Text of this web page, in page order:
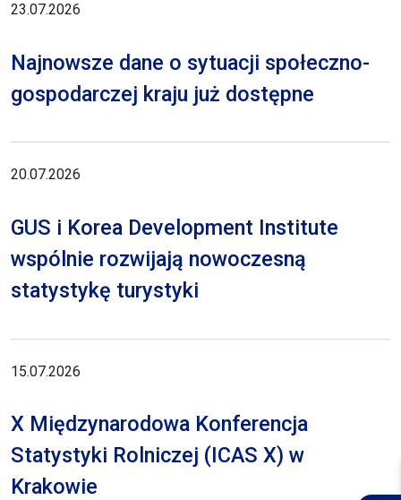
23.07.2026
Najnowsze dane o sytuacji społeczno-
gospodarczej kraju już dostępne
20.07.2026
GUS i Korea Development Institute
wspólnie rozwijają nowoczesną
statystykę turystyki
15.07.2026
X Międzynarodowa Konferencja
Statystyki Rolniczej (ICAS X) w
Krakowie